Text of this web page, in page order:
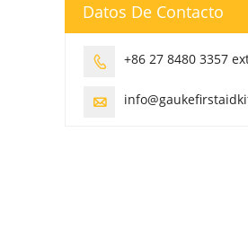
Datos De Contacto
 +86 27 8480 3357
